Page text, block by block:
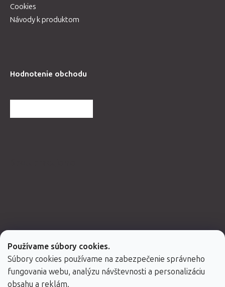
Používame súbory cookies.
Súbory cookies používame na zabezpečenie správneho
fungovania webu, analýzu návštevnosti a personalizáciu
obsahu a reklám.
Cookies
Návody k produktom
Hodnotenie obchodu